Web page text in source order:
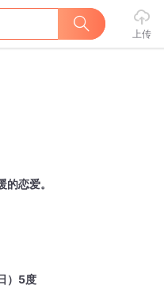
上传
恋爱。
）5度